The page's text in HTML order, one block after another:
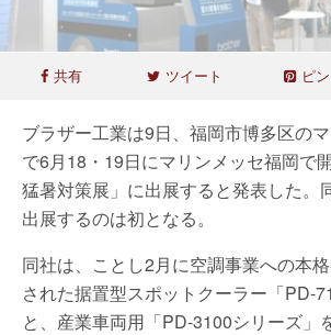
共有 ツイート ピン
ブラザー工業は9日、福岡市博多区の
で6月18・19日にマリンメッセ福岡で
猛暑対策展」に出展すると発表した。
出展するのは初となる。
同社は、ことし2月に空調事業への本
された据置型スポットクーラー「PD-
と、産業車両用「PD-3100シリーズ」